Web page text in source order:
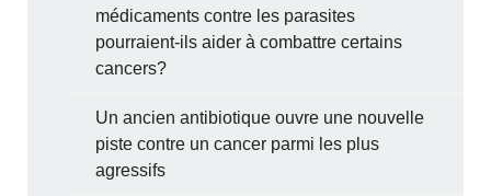
médicaments contre les parasites
pourraient-ils aider à combattre certains
cancers?
Un ancien antibiotique ouvre une nouvelle
piste contre un cancer parmi les plus
agressifs